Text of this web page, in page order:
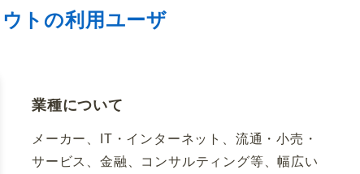
トの利用ユーザ
業種について
メーカー、IT・インターネット、流通・小売・
サービス、金融、コンサルティング等、幅広い